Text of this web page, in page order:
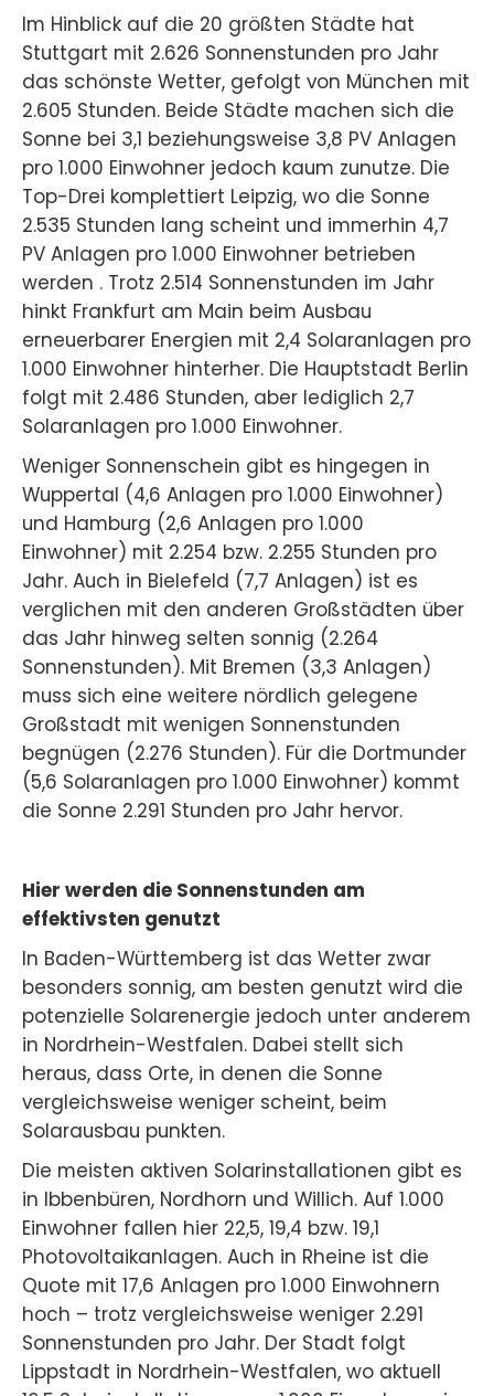
Im Hinblick auf die 20 größten Städte hat
Stuttgart mit 2.626 Sonnenstunden pro Jahr
das schönste Wetter, gefolgt von München mit
2.605 Stunden. Beide Städte machen sich die
Sonne bei 3,1 beziehungsweise 3,8 PV Anlagen
pro 1.000 Einwohner jedoch kaum zunutze. Die
Top-Drei komplettiert Leipzig, wo die Sonne
2.535 Stunden lang scheint und immerhin 4,7
PV Anlagen pro 1.000 Einwohner betrieben
werden . Trotz 2.514 Sonnenstunden im Jahr
hinkt Frankfurt am Main beim Ausbau
erneuerbarer Energien mit 2,4 Solaranlagen pro
1.000 Einwohner hinterher. Die Hauptstadt Berlin
folgt mit 2.486 Stunden, aber lediglich 2,7
Solaranlagen pro 1.000 Einwohner.
Weniger Sonnenschein gibt es hingegen in
Wuppertal (4,6 Anlagen pro 1.000 Einwohner)
und Hamburg (2,6 Anlagen pro 1.000
Einwohner) mit 2.254 bzw. 2.255 Stunden pro
Jahr. Auch in Bielefeld (7,7 Anlagen) ist es
verglichen mit den anderen Großstädten über
das Jahr hinweg selten sonnig (2.264
Sonnenstunden). Mit Bremen (3,3 Anlagen)
muss sich eine weitere nördlich gelegene
Großstadt mit wenigen Sonnenstunden
begnügen (2.276 Stunden). Für die Dortmunder
(5,6 Solaranlagen pro 1.000 Einwohner) kommt
die Sonne 2.291 Stunden pro Jahr hervor.
Hier werden die Sonnenstunden am
effektivsten genutzt
In Baden-Württemberg ist das Wetter zwar
besonders sonnig, am besten genutzt wird die
potenzielle Solarenergie jedoch unter anderem
in Nordrhein-Westfalen. Dabei stellt sich
heraus, dass Orte, in denen die Sonne
vergleichsweise weniger scheint, beim
Solarausbau punkten.
Die meisten aktiven Solarinstallationen gibt es
in Ibbenbüren, Nordhorn und Willich. Auf 1.000
Einwohner fallen hier 22,5, 19,4 bzw. 19,1
Photovoltaikanlagen. Auch in Rheine ist die
Quote mit 17,6 Anlagen pro 1.000 Einwohnern
hoch – trotz vergleichsweise weniger 2.291
Sonnenstunden pro Jahr. Der Stadt folgt
Lippstadt in Nordrhein-Westfalen, wo aktuell